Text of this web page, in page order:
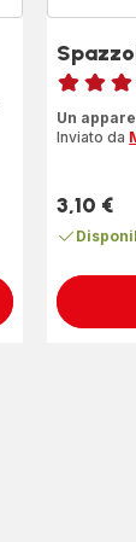
Voto
Un
Inviato da
Prezzo
3,10 €